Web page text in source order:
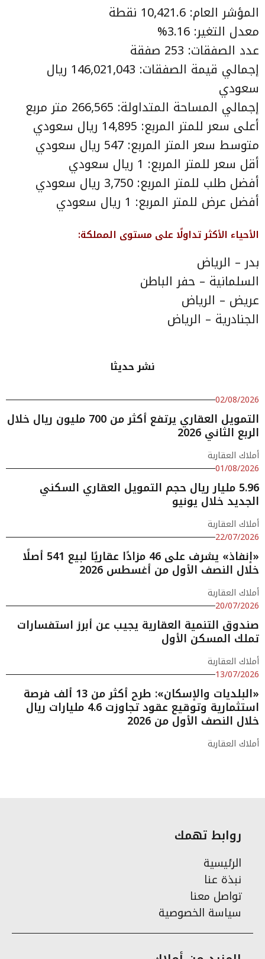
المؤشر العام: 10,421.6 نقطة
معدل التغير: 3.16%
عدد الصفقات: 253 صفقة
إجمالي قيمة الصفقات: 146,021,043 ريال
سعودي
إجمالي المساحة المتداولة: 266,565 متر مربع
أعلى سعر للمتر المربع: 14,895 ريال سعودي
متوسط سعر المتر المربع: 547 ريال سعودي
أقل سعر للمتر المربع: 1 ريال سعودي
أفضل طلب للمتر المربع: 3,750 ريال سعودي
أفضل عرض للمتر المربع: 1 ريال سعودي
الأحياء الأكثر تداولًا على مستوى المملكة:
بدر – الرياض
السلمانية – حفر الباطن
عريض – الرياض
الجنادرية – الرياض
نشر حديثا
02/08/2026
التمويل العقاري يرتفع أكثر من 700 مليون ريال خلال
الربع الثاني 2026
أملاك العقارية
01/08/2026
5.96 مليار ريال حجم التمويل العقاري السكني
الجديد خلال يونيو
أملاك العقارية
22/07/2026
«إنفاذ» يشرف على 46 مزادًا عقاريًا لبيع 541 أصلًا
خلال النصف الأول من أغسطس 2026
أملاك العقارية
20/07/2026
صندوق التنمية العقارية يجيب عن أبرز استفسارات
تملك المسكن الأول
أملاك العقارية
13/07/2026
«البلديات والإسكان»: طرح أكثر من 13 ألف فرصة
استثمارية وتوقيع عقود تجاوزت 4.6 مليارات ريال
خلال النصف الأول من 2026
أملاك العقارية
روابط تهمك
الرئيسية
نبذة عنا
تواصل معنا
سياسة الخصوصية